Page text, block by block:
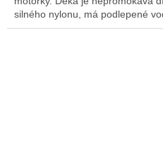
silného nylonu, má podlepené